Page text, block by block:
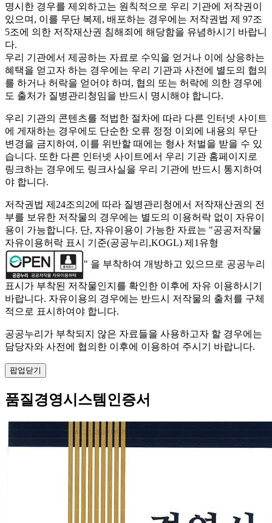
명시한 경우를 제외하고는 원칙적으로 우리 기관에 저작권이
있으며, 이를 무단 복제, 배포하는 경우에는 저작권법 제 97조
5조에 의한 저작재산권 침해죄에 해당함을 유념하시기 바랍니
다.
우리 기관에서 제공하는 자료로 수익을 얻거나 이에 상응하는
혜택을 얻고자 하는 경우에는 우리 기관과 사전에 별도의 협의
를 하거나 허락을 얻어야 하며, 협의 또는 허락에 의한 경우에
도 출처가 질병관리청임을 반드시 명시해야 합니다.
우리 기관의 콘텐츠를 적법한 절차에 따라 다른 인터넷 사이트
에 게재하는 경우에도 단순한 오류 정정 이외에 내용의 무단
변경을 금지하여, 이를 위반할 때에는 형사 처벌을 받을 수 있
습니다. 또한 다른 인터넷 사이트에서 우리 기관 홈페이지로
링크하는 경우에도 링크사실을 우리 기관에 반드시 통지하여
야 합니다.
저작권법 제24조의2에 따라 질병관리청에서 저작재산권의 전
부를 보유한 저작물의 경우에는 별도의 이용허락 없이 자유이
용이 가능합니다. 단, 자유이용이 가능한 자료는 "공공저작물
자유이용허락 표시 기준(공공누리,KOGL) 제1유형
" 을 부착하여 개방하고 있으므로 공공누리
표시가 부착된 저작물인지를 확인한 이후에 자유 이용하시기
바랍니다. 자유이용의 경우에는 반드시 저작물의 출처를 구체
적으로 표시하여야 합니다.
공공누리가 부착되지 않은 자료들을 사용하고자 할 경우에는
담당자와 사전에 협의한 이후에 이용하여 주시기 바랍니다.
팝업닫기
품질경영시스템인증서